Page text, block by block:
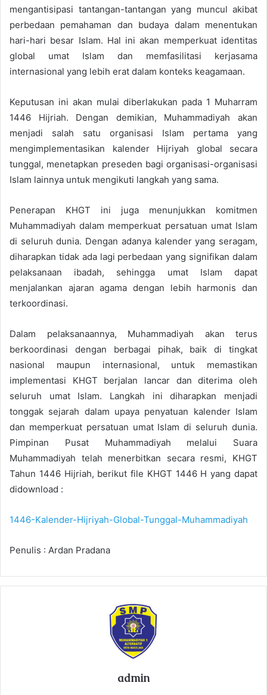
mengantisipasi tantangan-tantangan yang muncul akibat
perbedaan pemahaman dan budaya dalam menentukan
hari-hari besar Islam. Hal ini akan memperkuat identitas
global umat Islam dan memfasilitasi kerjasama
internasional yang lebih erat dalam konteks keagamaan.
Keputusan ini akan mulai diberlakukan pada 1 Muharram
1446 Hijriah. Dengan demikian, Muhammadiyah akan
menjadi salah satu organisasi Islam pertama yang
mengimplementasikan kalender Hijriyah global secara
tunggal, menetapkan preseden bagi organisasi-organisasi
Islam lainnya untuk mengikuti langkah yang sama.
Penerapan KHGT ini juga menunjukkan komitmen
Muhammadiyah dalam memperkuat persatuan umat Islam
di seluruh dunia. Dengan adanya kalender yang seragam,
diharapkan tidak ada lagi perbedaan yang signifikan dalam
pelaksanaan ibadah, sehingga umat Islam dapat
menjalankan ajaran agama dengan lebih harmonis dan
terkoordinasi.
Dalam pelaksanaannya, Muhammadiyah akan terus
berkoordinasi dengan berbagai pihak, baik di tingkat
nasional maupun internasional, untuk memastikan
implementasi KHGT berjalan lancar dan diterima oleh
seluruh umat Islam. Langkah ini diharapkan menjadi
tonggak sejarah dalam upaya penyatuan kalender Islam
dan memperkuat persatuan umat Islam di seluruh dunia.
Pimpinan Pusat Muhammadiyah melalui Suara
Muhammadiyah telah menerbitkan secara resmi, KHGT
Tahun 1446 Hijriah, berikut file KHGT 1446 H yang dapat
didownload :
1446-Kalender-Hijriyah-Global-Tunggal-Muhammadiyah
Penulis : Ardan Pradana
admin